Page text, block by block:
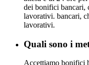
dei bonifici bancari,
lavorativi. bancari,
lavorativi.
Quali sono i
Accettiamo bonifici